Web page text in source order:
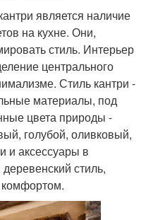
является наличие
на кухне. Они,
стиль. Интерьер
центрального
Стиль кантри -
материалы, под
цвета природы -
голубой, оливковый,
и аксессуары в
стиль,